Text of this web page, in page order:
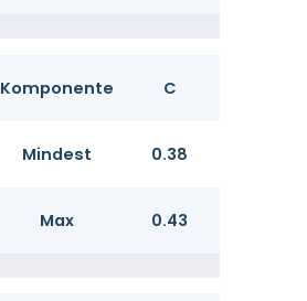
Komponente C
Mindest 0.38
Max 0.43